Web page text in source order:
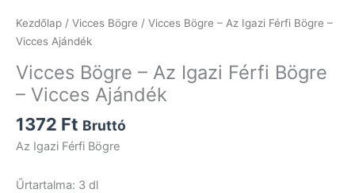
Kezdőlap / Vicces Bögre / Vicces Bögre – Az Igazi Férfi Bögre –
Vicces Ajándék
Vicces Bögre – Az Igazi Férfi Bögre
– Vicces Ajándék
1372 Ft Bruttó
Az Igazi Férfi Bögre
Űrtartalma: 3 dl